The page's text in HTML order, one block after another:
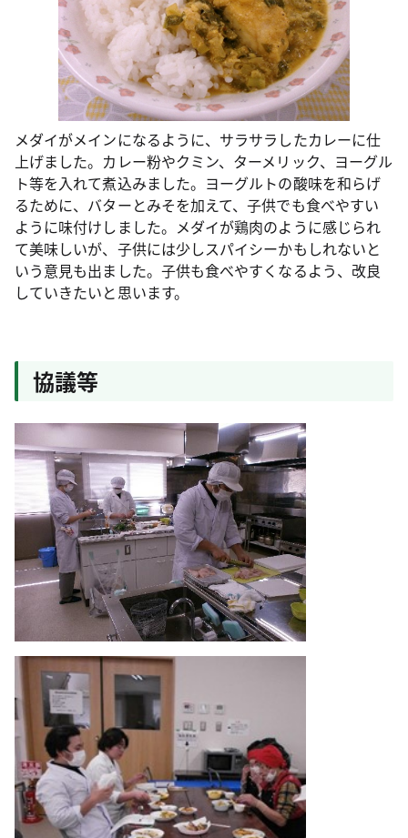
メダイがメインになるように、サラサラしたカレーに仕
上げました。カレー粉やクミン、ターメリック、ヨーグル
ト等を入れて煮込みました。ヨーグルトの酸味を和らげ
るために、バターとみそを加えて、子供でも食べやすい
ように味付けしました。メダイが鶏肉のように感じられ
て美味しいが、子供には少しスパイシーかもしれないと
いう意見も出ました。子供も食べやすくなるよう、改良
していきたいと思います。
協議等